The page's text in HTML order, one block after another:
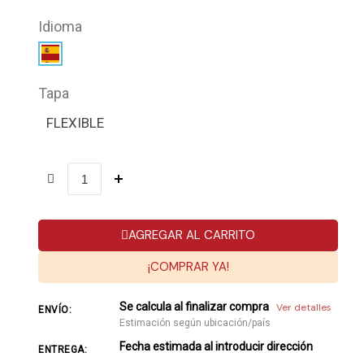
Idioma
Tapa
FLEXIBLE
AGREGAR AL CARRITO
¡COMPRAR YA!
ENVÍO: Se calcula al finalizar compra Ver detalles
Estimación según ubicación/país
ENTREGA: Fecha estimada al introducir dirección